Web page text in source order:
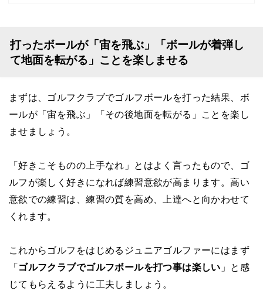
打ったボールが「宙を飛ぶ」「ボールが着弾し
て地面を転がる」ことを楽しませる
まずは、ゴルフクラブでゴルフボールを打った結果、ボ
ールが「宙を飛ぶ」「その後地面を転がる」ことを楽し
ませましょう。
「好きこそものの上手なれ」とはよく言ったもので、ゴ
ルフが楽しく好きになれば練習意欲が高まります。高い
意欲での練習は、練習の質を高め、上達へと向かわせて
くれます。
これからゴルフをはじめるジュニアゴルファーにはまず
「ゴルフクラブでゴルフボールを打つ事は楽しい 」と感
じてもらえるように工夫しましょう。